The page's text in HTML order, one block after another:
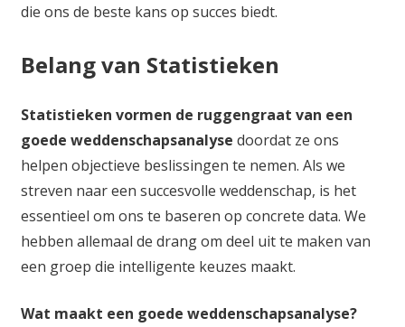
die ons de beste kans op succes biedt.
Belang van Statistieken
Statistieken vormen de ruggengraat van een
goede weddenschapsanalyse doordat ze ons
helpen objectieve beslissingen te nemen. Als we
streven naar een succesvolle weddenschap, is het
essentieel om ons te baseren op concrete data. We
hebben allemaal de drang om deel uit te maken van
een groep die intelligente keuzes maakt.
Wat maakt een goede weddenschapsanalyse?